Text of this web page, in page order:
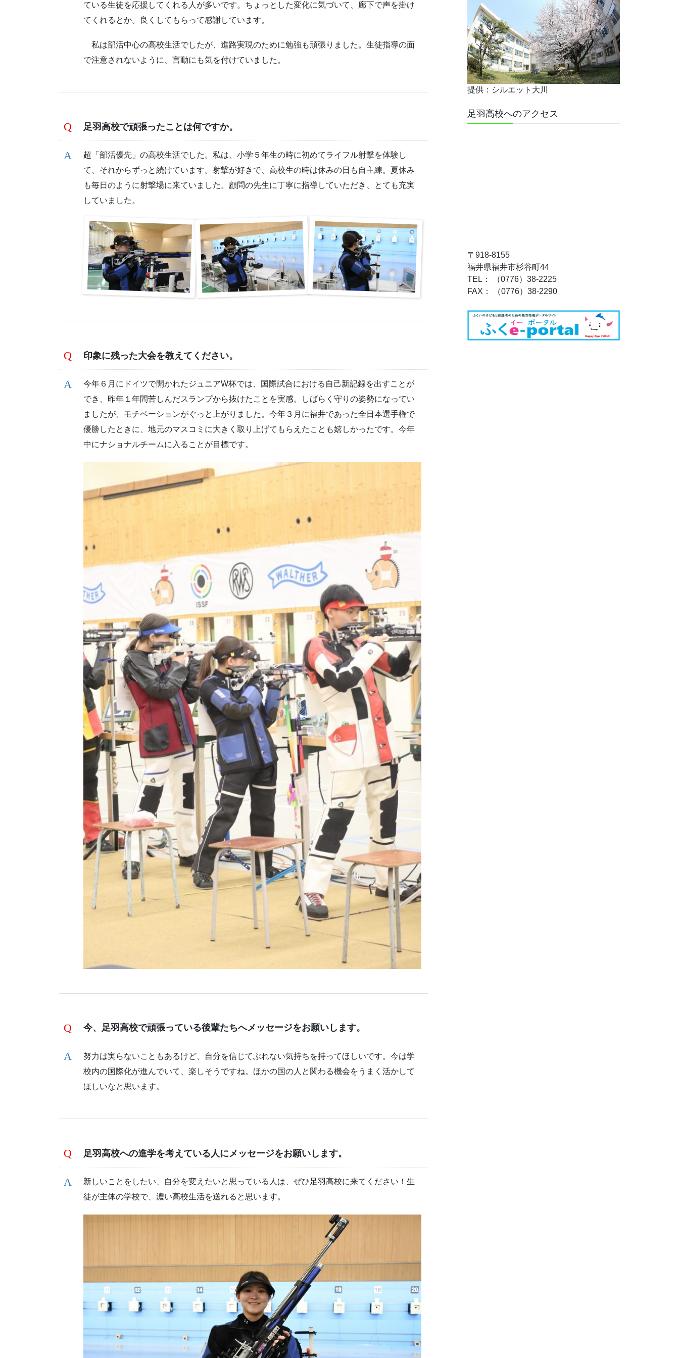
ている生徒を応援してくれる人が多いです。ちょっとした変化に気づいて、廊下で声を掛け
てくれるとか。良くしてもらって感謝しています。
私は部活中心の高校生活でしたが、進路実現のために勉強も頑張りました。生徒指導の面
で注意されないように、言動にも気を付けていました。
足羽高校で頑張ったことは何ですか。
超「部活優先」の高校生活でした。私は、小学５年生の時に初めてライフル射撃を体験し
て、それからずっと続けています。射撃が好きで、高校生の時は休みの日も自主練。夏休み
も毎日のように射撃場に来ていました。顧問の先生に丁寧に指導していただき、とても充実
していました。
印象に残った大会を教えてください。
今年６月にドイツで開かれたジュニアW杯では、国際試合における自己新記録を出すことが
でき、昨年１年間苦しんだスランプから抜けたことを実感。しばらく守りの姿勢になってい
ましたが、モチベーションがぐっと上がりました。今年３月に福井であった全日本選手権で
優勝したときに、地元のマスコミに大きく取り上げてもらえたことも嬉しかったです。今年
中にナショナルチームに入ることが目標です。
今、足羽高校で頑張っている後輩たちへメッセージをお願いします。
努力は実らないこともあるけど、自分を信じてぶれない気持ちを持ってほしいです。今は学
校内の国際化が進んでいて、楽しそうですね。ほかの国の人と関わる機会をうまく活かして
ほしいなと思います。
足羽高校への進学を考えている人にメッセージをお願いします。
新しいことをしたい、自分を変えたいと思っている人は、ぜひ足羽高校に来てください！生
徒が主体の学校で、濃い高校生活を送れると思います。
提供：シルエット大川
足羽高校へのアクセス
〒918-8155
福井県福井市杉谷町44
TEL： （0776）38-2225
FAX： （0776）38-2290